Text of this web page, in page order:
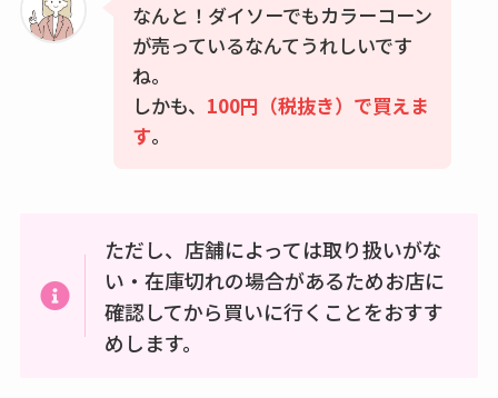
なんと！ダイソーでもカラーコーン
が売っているなんてうれしいです
ね。
しかも、 100円（税抜き）で買えま
す。
ただし、店舗によっては取り扱いがな
い・在庫切れの場合があるためお店に
確認してから買いに行くことをおすす
めします。